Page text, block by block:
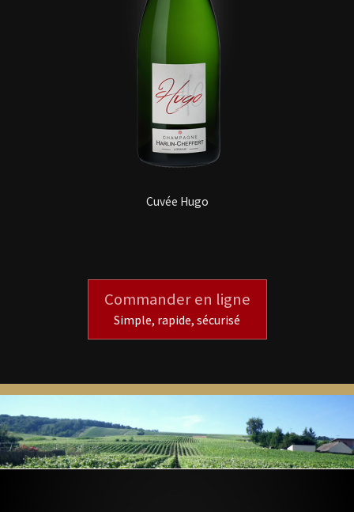
Cuvée Hugo
Commander en ligne
Simple, rapide, sécurisé